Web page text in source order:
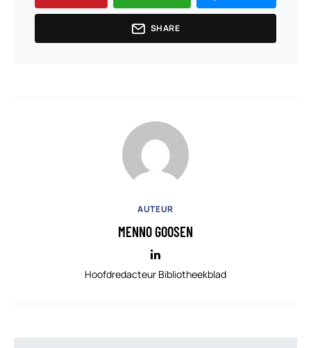
SHARE
AUTEUR
MENNO GOOSEN
Hoofdredacteur Bibliotheekblad